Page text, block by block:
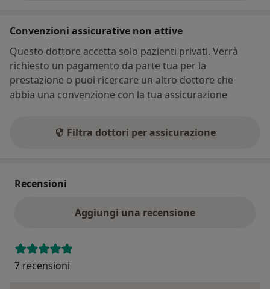
Convenzioni assicurative non attive
Questo dottore accetta solo pazienti privati. Verrà
richiesto un pagamento da parte tua per la
prestazione o puoi ricercare un altro dottore che
abbia una convenzione con la tua assicurazione
Filtra dottori per assicurazione
Recensioni
Aggiungi una recensione
7 recensioni